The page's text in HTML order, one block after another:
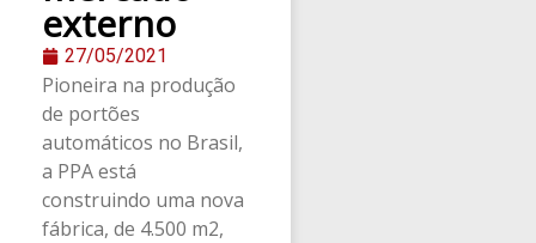
externo
27/05/2021
Pioneira na produção
de portões
automáticos no Brasil,
a PPA está
construindo uma nova
fábrica, de 4.500 m2,